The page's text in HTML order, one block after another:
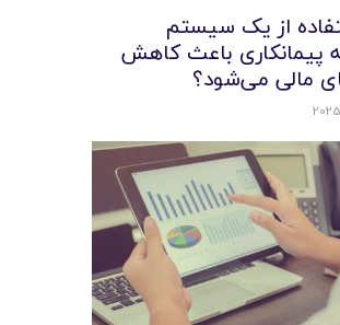
از یک سیستم
پیمانکاری باعث کاهش
مالی می‌شود؟